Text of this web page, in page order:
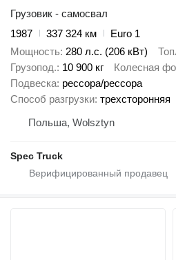
Грузовик - самосвал
1987
337 324 км
Euro 1
Мощность 280 л.с. (206 кВт)
Грузопод. 10 900 кг Колесная
Подвеска рессора/рессора
Способ разгрузки трехсторонняя
Польша, Wolsztyn
Spec Truck